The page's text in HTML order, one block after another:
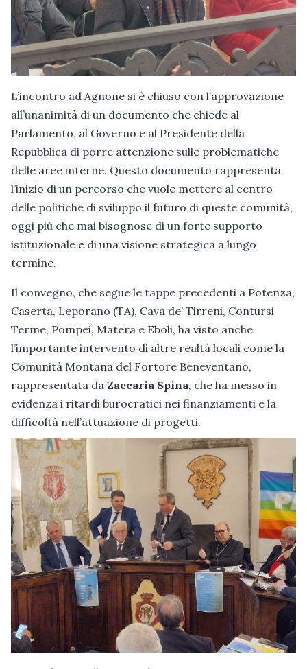
L’incontro ad Agnone si è chiuso con l’approvazione
all’unanimità di un documento che chiede al
Parlamento, al Governo e al Presidente della
Repubblica di porre attenzione sulle problematiche
delle aree interne. Questo documento rappresenta
l’inizio di un percorso che vuole mettere al centro
delle politiche di sviluppo il futuro di queste comunità,
oggi più che mai bisognose di un forte supporto
istituzionale e di una visione strategica a lungo
termine.
Il convegno, che segue le tappe precedenti a Potenza,
Caserta, Leporano (TA), Cava de’ Tirreni, Contursi
Terme, Pompei, Matera e Eboli, ha visto anche
l’importante intervento di altre realtà locali come la
Comunità Montana del Fortore Beneventano,
rappresentata da Zaccaria Spina, che ha messo in
evidenza i ritardi burocratici nei finanziamenti e la
difficoltà nell’attuazione di progetti.